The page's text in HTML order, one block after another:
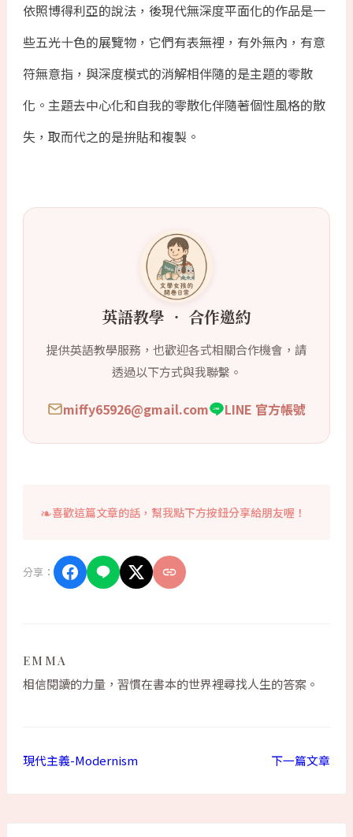
依照博得利亞的說法，後現代無深度平面化的作品是一
些五光十色的展覽物，它們有表無裡，有外無內，有意
符無意指，與深度模式的消解相伴隨的是主題的零散
化。主題去中心化和自我的零散化伴隨著個性風格的散
失，取而代之的是拚貼和複製。
英語教學 ‧ 合作邀約
提供英語教學服務，也歡迎各式相關合作機會，請
透過以下方式與我聯繫。
miffy65926@gmail.com LINE 官方帳號
喜歡這篇文章的話，幫我點下方按鈕分享給朋友喔！
分享：
EMMA
相信閱讀的力量，習慣在書本的世界裡尋找人生的答案。
現代主義-Modernism 下一篇文章